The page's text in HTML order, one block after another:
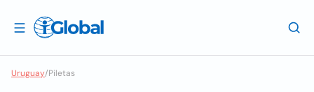
Uruguay/Piletas